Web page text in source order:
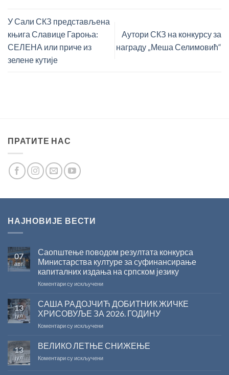
У Сали СКЗ представљена
књига Славице Гароња:
СЕЛЕНА или приче из
зелене кутије
Аутори СКЗ на конкурсу за
награду „Меша Селимовић“
ПРАТИТЕ НАС
НАЈНОВИЈЕ ВЕСТИ
07
авг
Саопштење поводом резултата конкурса
Министарства културе за суфинансирање
капиталних издања на српском језику
Коментари су искљученина
поводом
резултата
конкурса
Министарства
за
капиталних
13
јул
САША РАДОЈЧИЋ ДОБИТНИК ЖИЧКЕ
ХРИСОВУЉЕ ЗА 2026. ГОДИНУ
Коментари су искљученина
РАДОЈЧИЋ
ЖИЧКЕ
13
јул
ВЕЛИКО ЛЕТЊЕ СНИЖЕЊЕ
Коментари су искљученина